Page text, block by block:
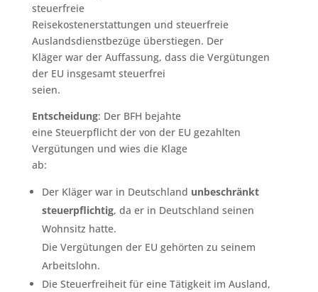
steuerfreie
Reisekostenerstattungen und steuerfreie
Auslandsdienstbezüge überstiegen. Der
Kläger war der Auffassung, dass die Vergütungen
der EU insgesamt steuerfrei
seien.
Entscheidung: Der BFH bejahte
eine Steuerpflicht der von der EU gezahlten
Vergütungen und wies die Klage
ab:
Der Kläger war in Deutschland unbeschränkt
steuerpflichtig, da er in Deutschland seinen
Wohnsitz hatte.
Die Vergütungen der EU gehörten zu seinem
Arbeitslohn.
Die Steuerfreiheit für eine Tätigkeit im Ausland,